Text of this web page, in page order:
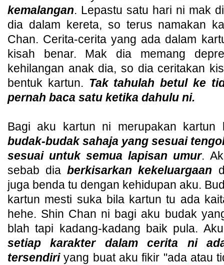
kemalangan. Lepastu satu hari ni mak
dia dalam kereta, so terus namakan
Chan. Cerita-cerita yang ada dalam
kisah benar. Mak dia memang
kehilangan anak dia, so dia ceritakan
bentuk kartun. Tak tahulah betul ke
pernah baca satu ketika dahulu ni.
Bagi aku kartun ni merupakan kartun
budak-budak sahaja yang sesuai
sesuai untuk semua lapisan umur.
sebab diaberkisarkan kekeluargaan
juga benda tu dengan kehidupan aku.
kartun mesti suka bila kartun tu ada
hehe. Shin Chan ni bagi aku budak
blah tapi kadang-kadang baik pula.
setiap karakter dalam cerita ni
tersendiriyang buat aku fikir "ada atau